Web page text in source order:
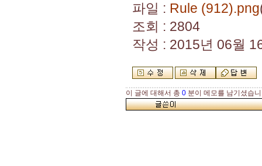
파일 : Rule (912).png
조회 : 2804
작성 : 2015년 06월
이 글에 대해서 총 0 분이 메모를 남기셨습